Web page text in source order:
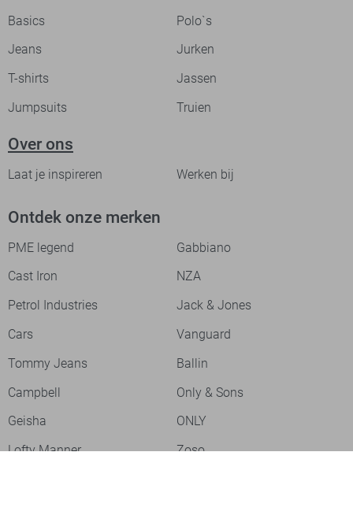
Basics
Polo`s
Jeans
Jurken
T-shirts
Jassen
Jumpsuits
Truien
Over ons
Laat je inspireren Werken bij
Ontdek onze merken
PME legend
Gabbiano
Cast Iron
NZA
Petrol Industries
Jack & Jones
Cars
Vanguard
Tommy Jeans
Ballin
Campbell
Only & Sons
Geisha
ONLY
Lofty Manner
Zoso